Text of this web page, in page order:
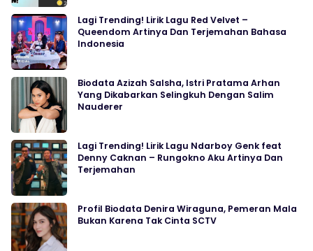
Lagi Trending! Lirik Lagu Red Velvet –
Queendom Artinya Dan Terjemahan Bahasa
Indonesia
Biodata Azizah Salsha, Istri Pratama Arhan
Yang Dikabarkan Selingkuh Dengan Salim
Nauderer
Lagi Trending! Lirik Lagu Ndarboy Genk feat
Denny Caknan – Rungokno Aku Artinya Dan
Terjemahan
Profil Biodata Denira Wiraguna, Pemeran Mala
Bukan Karena Tak Cinta SCTV